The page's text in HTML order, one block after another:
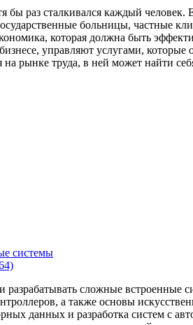
бы раз сталкивался каждый
больницы, частные
которая должна быть
управляют услугами,
на рынке труда, в ней может найти
системы
разрабатывать сложные
а также основы
данных и разработка систем с